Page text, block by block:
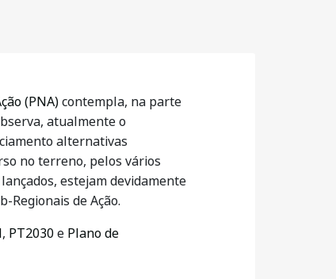
(PNA)contempla, na parte
atualmente o
alternativas
no terreno, pelos vários
estejam devidamente
Regionais de Ação.
, PT2030e Plano de